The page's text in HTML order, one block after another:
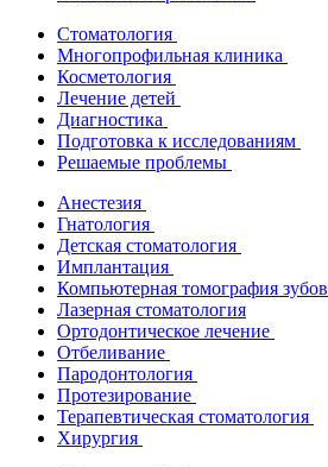
Стоматология
Многопрофильная клиника
Косметология
Лечение детей
Диагностика
Подготовка к исследованиям
Решаемые проблемы
Анестезия
Гнатология
Детская стоматология
Имплантация
Компьютерная томография зубов
Лазерная стоматология
Ортодонтическое лечение
Отбеливание
Пародонтология
Протезирование
Терапевтическая стоматология
Хирургия